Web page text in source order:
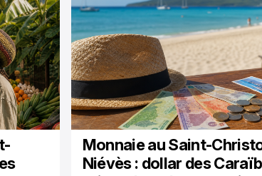
Monnaie au Saint-
Niévès : dollar des